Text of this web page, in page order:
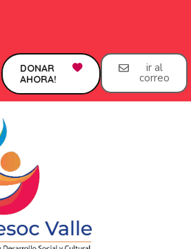
DONAR
AHORA!
ir al
correo